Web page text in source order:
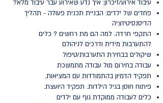
עיבוד אירוע/זיכרון: איך נדע שאירוע עבר עיבוד מלא?
פחדים של ילדים: הבניית תכנית פעולה - תהליך
הדיסנסיטיזציה
התקפי חרדה. למה הם מת רחשים ? כלים
להתערבות מידית ודרכים לניהולם
שיקולים בבחירת התערבות/טיפול
עבודה בחירום מול עבודה מתמשכת
תפקיד הדמיון בהתמודדות עם המציאות.
פיתוח חוסן בגיל הילדות. תפקיד היועצת.
כלים לעבודה ממוקדת גוף עם ילדים